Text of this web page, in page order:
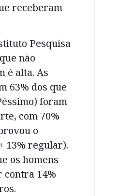
receberam
Pesquisa
não
é alta. As
63% dos que
foram
com 70%
o
13% regular).
os homens
contra 14%